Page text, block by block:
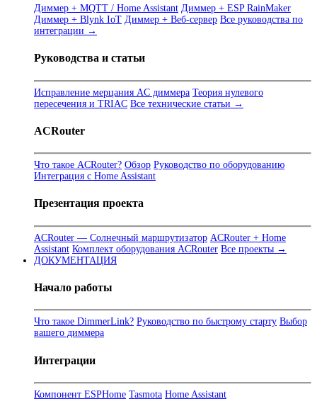
Диммер + MQTT / Home Assistant Диммер + ESP RainMaker
Диммер + Blynk IoT Диммер + Веб-сервер Все руководства по
интеграции →
Руководства и статьи
Исправление мерцания AC диммера Теория нулевого
пересечения и TRIAC Все технические статьи →
ACRouter
Что такое ACRouter? Обзор Руководство по оборудованию
Интеграция с Home Assistant
Презентация проекта
ACRouter — Солнечный маршрутизатор ACRouter + Home
Assistant Комплект оборудования ACRouter Все проекты →
ДОКУМЕНТАЦИЯ
Начало работы
Что такое DimmerLink? Руководство по быстрому старту Выбор
вашего диммера
Интеграции
Компонент ESPHome Tasmota Home Assistant